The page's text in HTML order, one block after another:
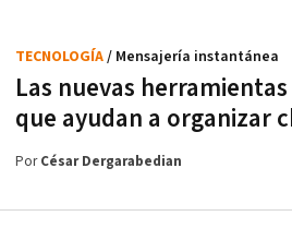
Las nuevas
que ayudan a organizar
TECNOLOGÍA/ Mensajería instantánea
PorCésar Dergarabedian